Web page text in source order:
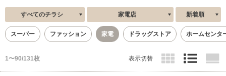
すべてのチラシ 家電店 新着順
スーパー ファッション 家電 ドラッグストア ホームセンタ
1〜90/131枚 表示切替